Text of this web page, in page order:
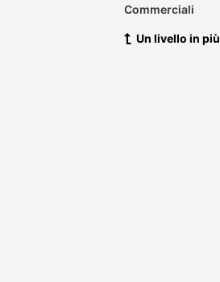
Commerciali
Un livello in più